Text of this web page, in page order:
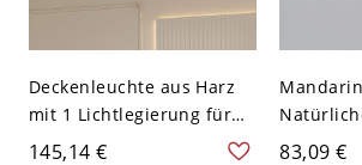
Deckenleuchte aus Harz
mit 1 Lichtlegierung für
Schlafzimmer,
145,14 € 83,09 €